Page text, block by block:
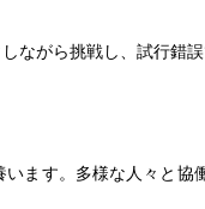
ながら挑戦し、試行錯誤
ます。多様な人々と